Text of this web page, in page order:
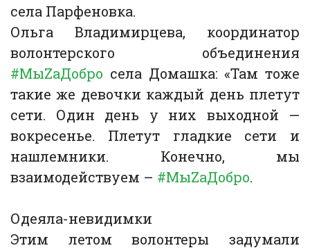
села Парфеновка.
Ольга Владимирцева, координатор
волонтерского объединения
#МыZаДобро села Домашка: «Там тоже
такие же девочки каждый день плетут
сети. Один день у них выходной —
вокресенье. Плетут гладкие сети и
нашлемники. Конечно, мы
взаимодействуем – #МыZаДобро.
Одеяла-невидимки
Этим летом волонтеры задумали